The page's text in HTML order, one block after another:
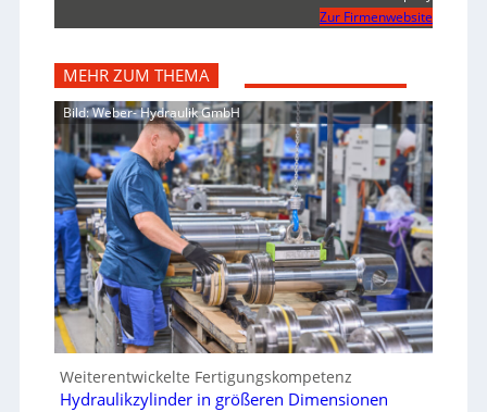
Zur Firmenwebsite
MEHR ZUM THEMA
Bild: Weber- Hydraulik GmbH
Weiterentwickelte Fertigungskompetenz
Hydraulikzylinder in größeren Dimensionen